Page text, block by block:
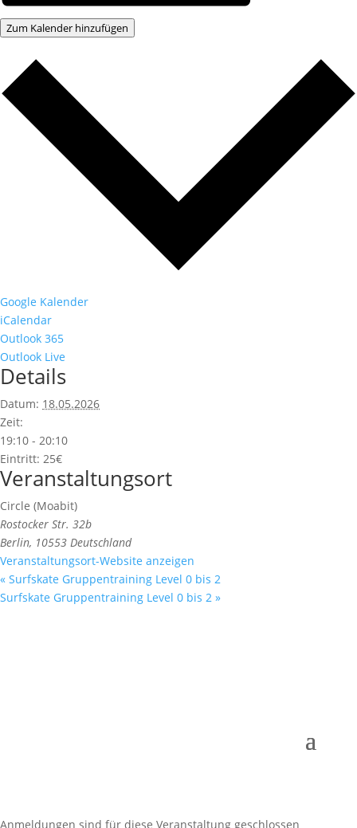
Zum Kalender hinzufügen
Google Kalender
iCalendar
Outlook 365
Outlook Live
Details
Datum: 18.05.2026
Zeit:
19:10 - 20:10
Eintritt: 25€
Veranstaltungsort
Circle (Moabit)
Rostocker Str. 32b
Berlin, 10553 Deutschland
Veranstaltungsort-Website anzeigen
« Surfskate Gruppentraining Level 0 bis 2
Surfskate Gruppentraining Level 0 bis 2 »
Anmeldungen sind für diese Veranstaltung geschlossen